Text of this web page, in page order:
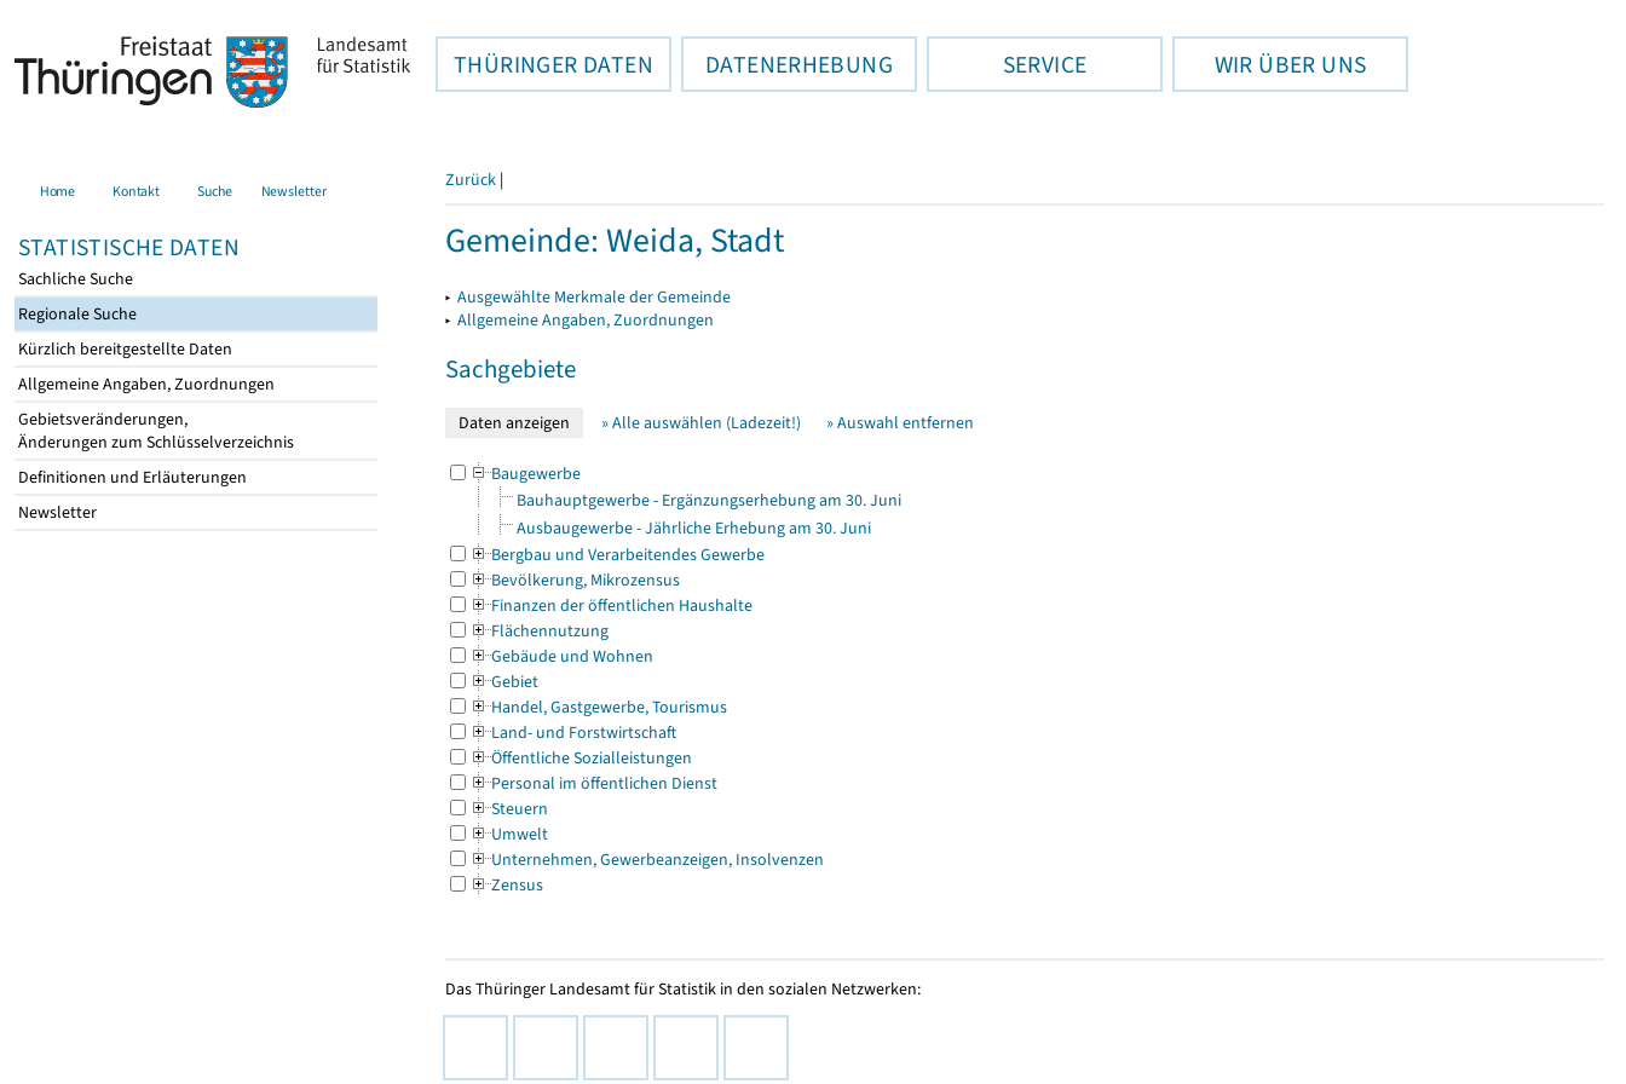
THÜRINGER DATEN DATENERHEBUNG SERVICE WIR ÜBER UNS
Home Kontakt Suche Newsletter
STATISTISCHE DATEN
Sachliche Suche
Regionale Suche
Kürzlich bereitgestellte Daten
Allgemeine Angaben, Zuordnungen
Gebietsveränderungen,
Änderungen zum Schlüsselverzeichnis
Definitionen und Erläuterungen
Newsletter
Zurück |
Gemeinde: Weida, Stadt
▸ Ausgewählte Merkmale der Gemeinde
▸ Allgemeine Angaben, Zuordnungen
Sachgebiete
» Alle auswählen (Ladezeit!) » Auswahl entfernen
Baugewerbe
Bauhauptgewerbe - Ergänzungserhebung am 30. Juni
Ausbaugewerbe - Jährliche Erhebung am 30. Juni
Bergbau und Verarbeitendes Gewerbe
Bevölkerung, Mikrozensus
Finanzen der öffentlichen Haushalte
Flächennutzung
Gebäude und Wohnen
Gebiet
Handel, Gastgewerbe, Tourismus
Land- und Forstwirtschaft
Öffentliche Sozialleistungen
Personal im öffentlichen Dienst
Steuern
Umwelt
Unternehmen, Gewerbeanzeigen, Insolvenzen
Zensus
Das Thüringer Landesamt für Statistik in den sozialen Netzwerken: